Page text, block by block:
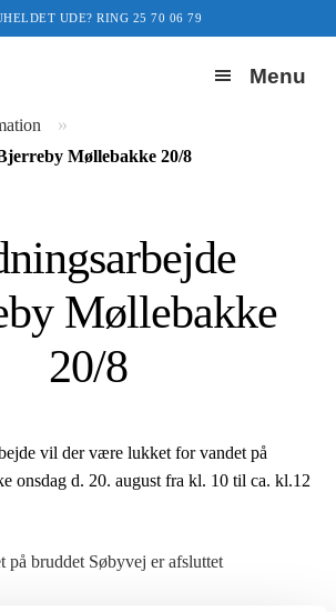
UDE? RING 25 70 06 79
Menu
»
Møllebakke 20/8
Møllebakke
20/8
vil der være lukket for vandet på
onsdag d. 20. august fra kl. 10 til ca. kl.12
på bruddet Søbyvej er afsluttet